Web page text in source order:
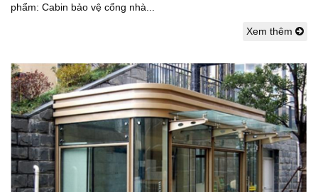
phẩm: Cabin bảo vệ cổng nhà...
Xem thêm